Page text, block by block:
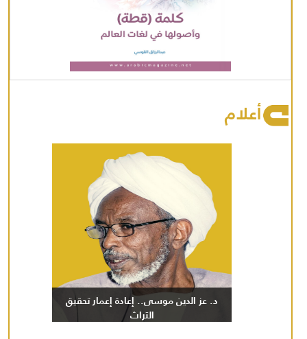
أعلام
د. عز الدين موسى.. إعادة إعمار تحقيق
التراث